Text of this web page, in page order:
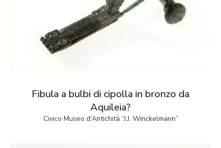
Fibula a bulbi di cipolla in bronzo da
Aquileia?
Civico Museo d'Antichità “J.J. Winckelmann”